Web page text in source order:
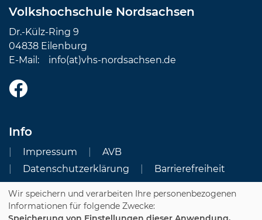
Volkshochschule Nordsachsen
Dr.-Külz-Ring 9
04838 Eilenburg
E-Mail: info(at)vhs-nordsachsen.de
Info
Impressum
AVB
Datenschutzerklärung
Barrierefreiheit
Cookie Einstellungen
Wir speichern und verarbeiten Ihre personenbezogenen
Informationen für folgende Zwecke: